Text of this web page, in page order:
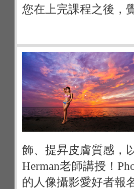
您在上完課程之後，
飾、提昇皮膚質感，
Herman老師講授！
的人像攝影愛好者報